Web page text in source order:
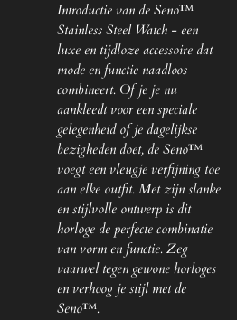
Introductie van de Seno™
Stainless Steel Watch - een
luxe en tijdloze accessoire dat
mode en functie naadloos
combineert. Of je je nu
aankleedt voor een speciale
gelegenheid of je dagelijkse
bezigheden doet, de Seno™
voegt een vleugje verfijning toe
aan elke outfit. Met zijn slanke
en stijlvolle ontwerp is dit
horloge de perfecte combinatie
van vorm en functie. Zeg
vaarwel tegen gewone horloges
en verhoog je stijl met de
Seno™.